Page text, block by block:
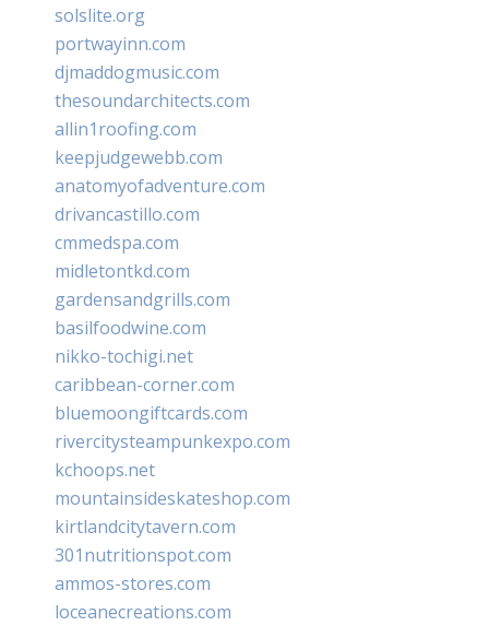
solslite.org
portwayinn.com
djmaddogmusic.com
thesoundarchitects.com
allin1roofing.com
keepjudgewebb.com
anatomyofadventure.com
drivancastillo.com
cmmedspa.com
midletontkd.com
gardensandgrills.com
basilfoodwine.com
nikko-tochigi.net
caribbean-corner.com
bluemoongiftcards.com
rivercitysteampunkexpo.com
kchoops.net
mountainsideskateshop.com
kirtlandcitytavern.com
301nutritionspot.com
ammos-stores.com
loceanecreations.com